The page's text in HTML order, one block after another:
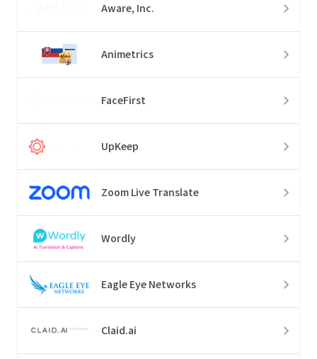
Aware, Inc.
Animetrics
FaceFirst
UpKeep
Zoom Live Translate
Wordly
Eagle Eye Networks
Claid.ai